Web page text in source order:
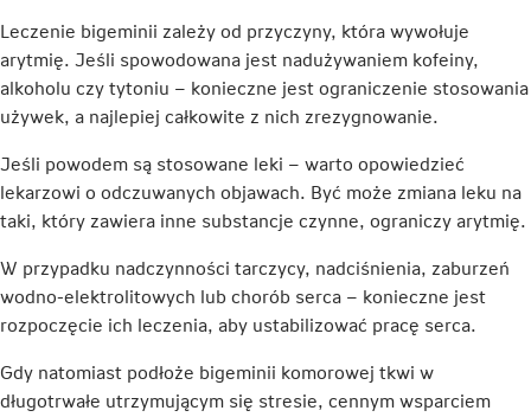
Leczenie bigeminii zależy od przyczyny, która wywołuje
arytmię. Jeśli spowodowana jest nadużywaniem kofeiny,
alkoholu czy tytoniu – konieczne jest ograniczenie stosowania
używek, a najlepiej całkowite z nich zrezygnowanie.
Jeśli powodem są stosowane leki – warto opowiedzieć
lekarzowi o odczuwanych objawach. Być może zmiana leku na
taki, który zawiera inne substancje czynne, ograniczy arytmię.
W przypadku nadczynności tarczycy, nadciśnienia, zaburzeń
wodno-elektrolitowych lub chorób serca – konieczne jest
rozpoczęcie ich leczenia, aby ustabilizować pracę serca.
Gdy natomiast podłoże bigeminii komorowej tkwi w
długotrwałe utrzymującym się stresie, cennym wsparciem